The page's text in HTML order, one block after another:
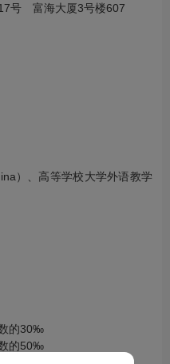
号 富海大厦3号楼607
）、高等学校大学外语教学
的30‰
的50‰